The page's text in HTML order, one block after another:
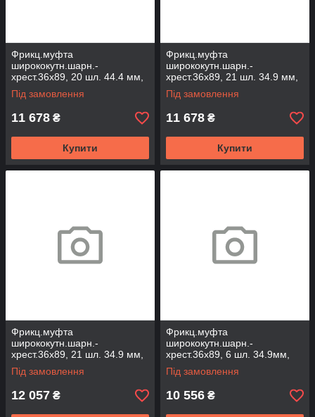
Фрикц.муфта
ширококутн.шарн.-
хрест.36х89, 20 шл. 44.4 мм,
1200Нм під WAJCY3236
(FCWAJ3689-20-1200)
Під замовлення
11 678 ₴
Купити
Фрикц.муфта
ширококутн.шарн.-
хрест.36х89, 21 шл. 34.9 мм,
1200Нм під WAJCY3236
(FCWAJ3689-21-1200)
Під замовлення
11 678 ₴
Купити
Фрикц.муфта
ширококутн.шарн.-
хрест.36х89, 21 шл. 34.9 мм,
2400Нм під WAJCY3236
(FCWAJ3689-21-2400)
Під замовлення
12 057 ₴
Фрикц.муфта
ширококутн.шарн.-
хрест.36х89, 6 шл. 34.9мм,
1200Нм під WAJCY3236
(FCWAJ3689-6-1200)
Під замовлення
10 556 ₴